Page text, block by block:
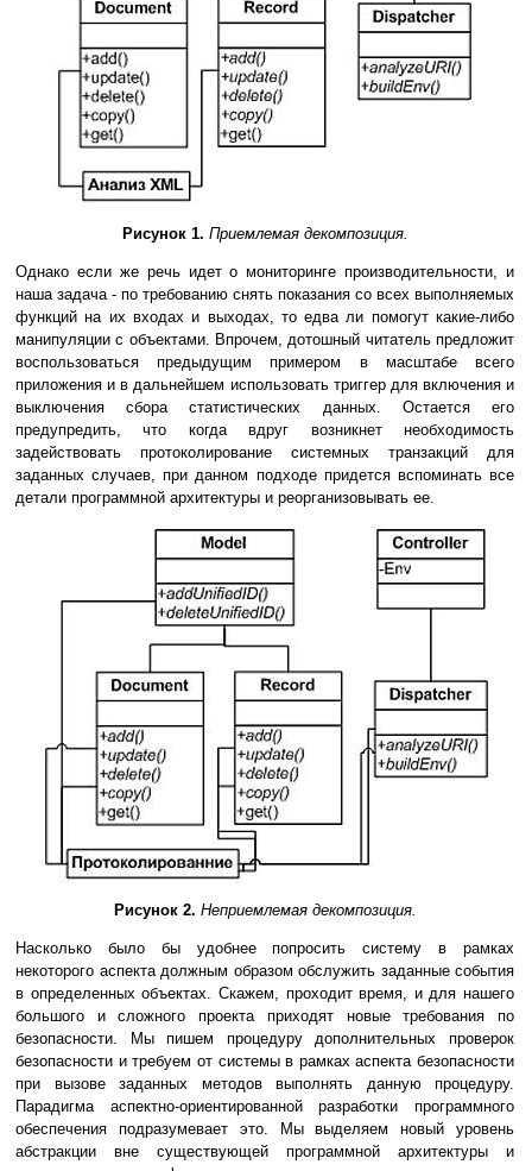
Рисунок 1. Приемлемая декомпозиция.
Однако если же речь идет о мониторинге производительности, и
наша задача - по требованию снять показания со всех выполняемых
функций на их входах и выходах, то едва ли помогут какие-либо
манипуляции с объектами. Впрочем, дотошный читатель предложит
воспользоваться предыдущим примером в масштабе всего
приложения и в дальнейшем использовать триггер для включения и
выключения сбора статистических данных. Остается его
предупредить, что когда вдруг возникнет необходимость
задействовать протоколирование системных транзакций для
заданных случаев, при данном подходе придется вспоминать все
детали программной архитектуры и реорганизовывать ее.
Рисунок 2. Неприемлемая декомпозиция.
Насколько было бы удобнее попросить систему в рамках
некоторого аспекта должным образом обслужить заданные события
в определенных объектах. Скажем, проходит время, и для нашего
большого и сложного проекта приходят новые требования по
безопасности. Мы пишем процедуру дополнительных проверок
безопасности и требуем от системы в рамках аспекта безопасности
при вызове заданных методов выполнять данную процедуру.
Парадигма аспектно-ориентированной разработки программного
обеспечения подразумевает это. Мы выделяем новый уровень
абстракции вне существующей программной архитектуры и